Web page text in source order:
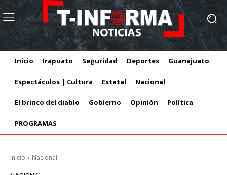
Inicio Irapuato Seguridad Deportes Guanajuato
Espectáculos | Cultura Estatal Nacional
El brinco del diablo Gobierno Opinión Política
PROGRAMAS
Inicio Nacional